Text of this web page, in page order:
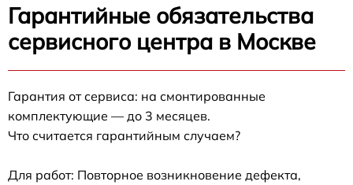
Гарантийные обязательства
сервисного центра в Москве
Гарантия от сервиса: на смонтированные
комплектующие — до 3 месяцев.
Что считается гарантийным случаем?
Для работ: Повторное возникновение дефекта,